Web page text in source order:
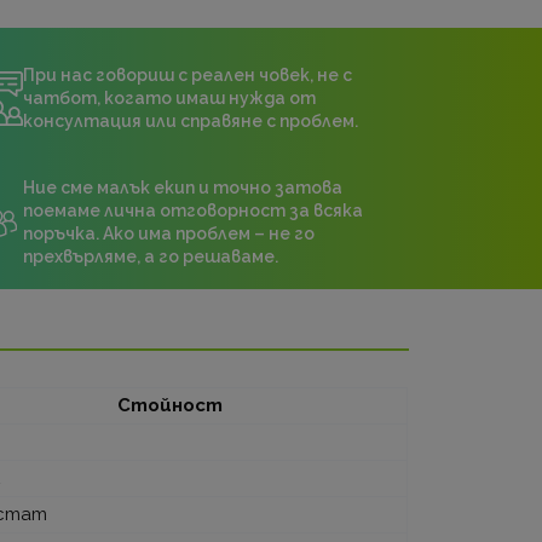
При нас говориш с реален човек, не с
чатбот, когато имаш нужда от
консултация или справяне с проблем.
Ние сме малък екип и точно затова
поемаме лична отговорност за всяка
поръчка. Ако има проблем – не го
прехвърляме, а го решаваме.
Стойност